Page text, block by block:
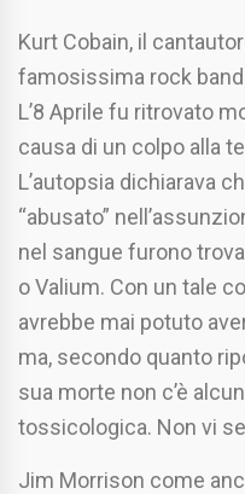
Kurt Cobain, il
famosissima rock
L’8 Aprile fu ritrovato
causa di un colpo alla
L’autopsia dichiarava
“abusato”
nel sangue furono
o Valium. Con un tale
avrebbe mai potuto
ma, secondo quanto
sua morte non c’è
tossicologica. Non vi
Jim Morrison come